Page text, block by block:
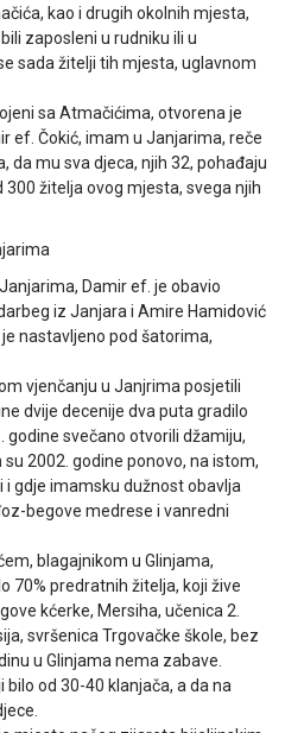
kao i drugih okolnih mjesta,
zaposleni u rudniku ili u
sada žitelji tih mjesta, uglavnom
sa Atmačićima, otvorena je
ef. Čokić, imam u Janjarima, reče
da mu sva djeca, njih 32, pohađaju
žitelja ovog mjesta, svega njih
Damir ef. je obavio
iz Janjara i Amire Hamidović
nastavljeno pod šatorima,
vjenčanju u Janjrima posjetili
dvije decenije dva puta gradilo
godine svečano otvorili džamiju,
2002. godine ponovo, na istom,
i gdje imamsku dužnost obavlja
begove medrese i vanredni
blagajnikom u Glinjama,
70% predratnih žitelja, koji žive
kćerke, Mersiha, učenica 2.
svršenica Trgovačke škole, bez
u Glinjama nema zabave.
od 30-40 klanjača, a da na